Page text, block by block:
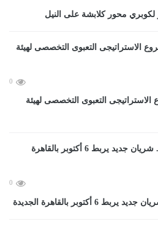
محور كلابشة على النيل
0
الاستراتيجى التعبوى التخصصى لهيئة
0
بالقاهرة الجديدة